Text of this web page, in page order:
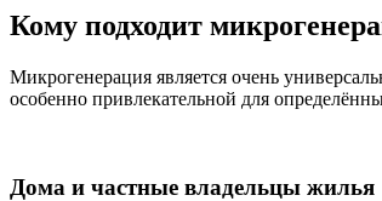
Кому подходит
Микрогенерация является очень
особенно привлекательной для
Дома и частные владельцы жилья